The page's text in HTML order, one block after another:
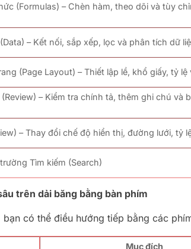
(Formulas) – Chèn hàm, theo dõi và tùy
– Kết nối, sắp xếp, lọc và phân tích dữ
(Page Layout) – Thiết lập lề, khổ giấy, tỷ
– Kiểm tra chính tả, thêm ghi chú và
– Thay đổi chế độ hiển thị, đường lưới, tỷ
Tìm kiếm (Search)
trên dải băng bằng bàn phím
bạn có thể điều hướng tiếp bằng các
Mục đích